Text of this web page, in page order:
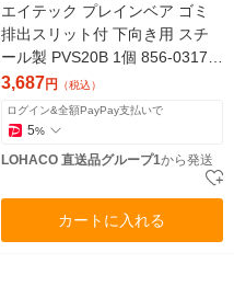
エイテック プレインベア ゴミ
排出スリット付 下向き用 スチ
ール製 PVS20B 1個 856-0317
（直送品）
3,687円 （税込）
ログイン&全額PayPay支払いで
5%
LOHACO 直送品グループ1から発送
カートに入れる